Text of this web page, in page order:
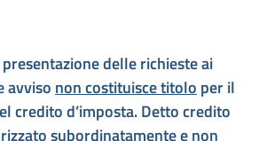
delle richieste ai
avviso non costituisce titolo per il
credito d’imposta. Detto credito
subordinatamente e non